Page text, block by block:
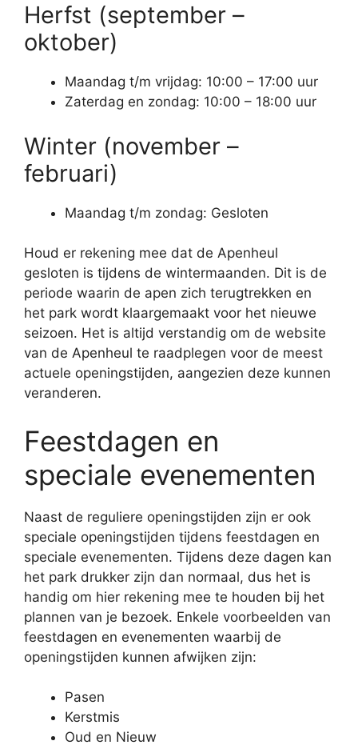
Herfst (september –
oktober)
Maandag t/m vrijdag: 10:00 – 17:00 uur
Zaterdag en zondag: 10:00 – 18:00 uur
Winter (november –
februari)
Maandag t/m zondag: Gesloten
Houd er rekening mee dat de Apenheul
gesloten is tijdens de wintermaanden. Dit is de
periode waarin de apen zich terugtrekken en
het park wordt klaargemaakt voor het nieuwe
seizoen. Het is altijd verstandig om de website
van de Apenheul te raadplegen voor de meest
actuele openingstijden, aangezien deze kunnen
veranderen.
Feestdagen en
speciale evenementen
Naast de reguliere openingstijden zijn er ook
speciale openingstijden tijdens feestdagen en
speciale evenementen. Tijdens deze dagen kan
het park drukker zijn dan normaal, dus het is
handig om hier rekening mee te houden bij het
plannen van je bezoek. Enkele voorbeelden van
feestdagen en evenementen waarbij de
openingstijden kunnen afwijken zijn:
Pasen
Kerstmis
Oud en Nieuw